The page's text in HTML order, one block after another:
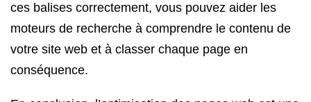
ces balises correctement, vous pouvez aider les
moteurs de recherche à comprendre le contenu de
votre site web et à classer chaque page en
conséquence.